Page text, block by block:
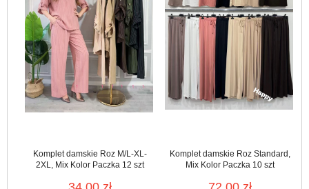
Komplet damskie Roz M/L-XL-
2XL, Mix Kolor Paczka 12 szt
Komplet damskie Roz Standard,
Mix Kolor Paczka 10 szt